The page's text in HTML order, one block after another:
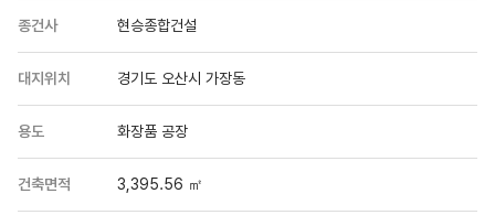
종건사 현승종합건설
대지위치 경기도 오산시 가장동
용도 화장품 공장
건축면적 3,395.56 ㎡